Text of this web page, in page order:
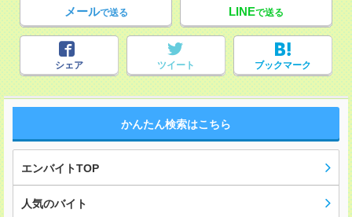
メールで送る LINEで送る
シェア ツイート ブックマーク
かんたん検索はこちら
エンバイトTOP
人気のバイト